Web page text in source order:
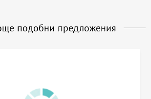
подобни предложения